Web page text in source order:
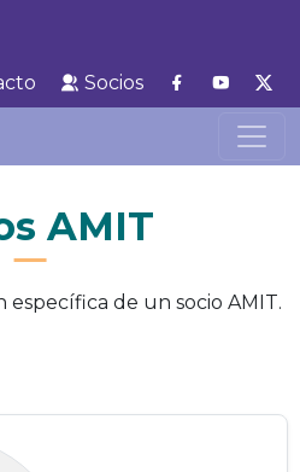
Socios
AMIT
de un socio AMIT.